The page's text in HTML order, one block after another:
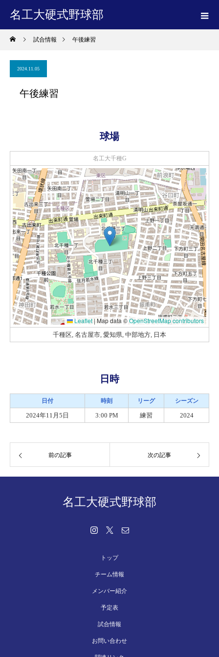
名工大硬式野球部
試合情報 午後練習
2024.11.05
午後練習
球場
名工大千種G
Leaflet | Map data ©OpenStreetMap contributors
千種区, 名古屋市, 愛知県, 中部地方, 日本
日時
日付 時刻 リーグ シーズン
2024年11月5日 3:00 PM 練習 2024
前の記事 次の記事
名工大硬式野球部
トップ
チーム情報
メンバー紹介
予定表
試合情報
お問い合わせ